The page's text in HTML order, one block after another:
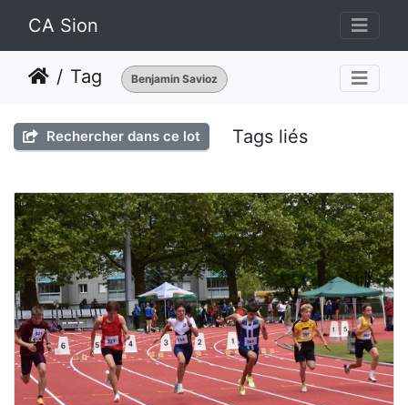
CA Sion
Tag Benjamin Savioz
Rechercher dans ce lot Tags liés